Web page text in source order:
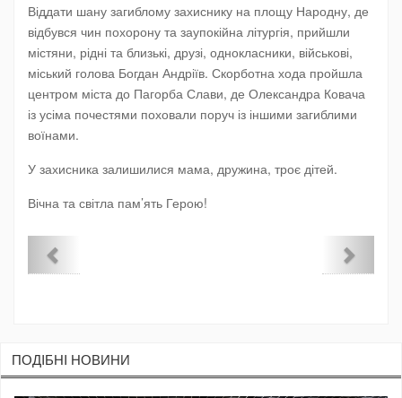
Віддати шану загиблому захиснику на площу Народну, де
відбувся чин похорону та заупокійна літургія, прийшли
містяни, рідні та близькі, друзі, однокласники, військові,
міський голова Богдан Андріїв. Скорботна хода пройшла
центром міста до Пагорба Слави, де Олександра Ковача
із усіма почестями поховали поруч із іншими загиблими
воїнами.
У захисника залишилися мама, дружина, троє дітей.
Вічна та світла пам’ять Герою!
ПОДIБНI НОВИНИ